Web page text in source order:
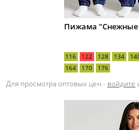
Пижама
116 122 128 134
164
170 176
Для просмотра оптовых цен - войдите